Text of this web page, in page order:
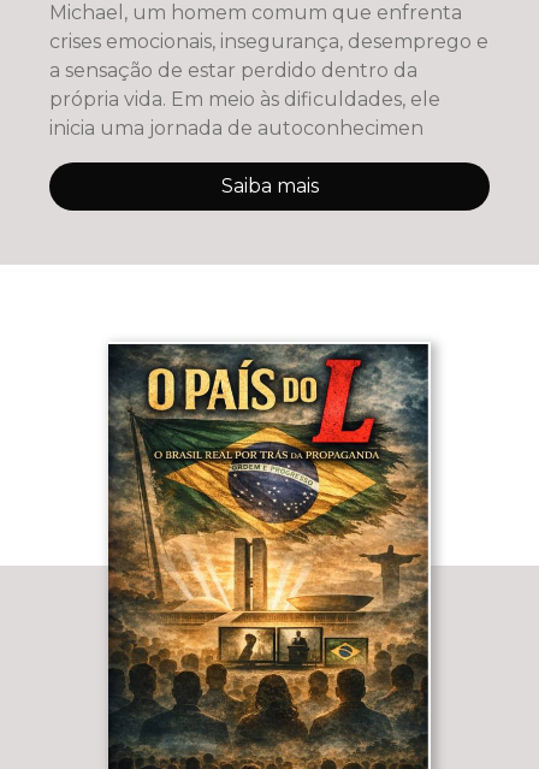
Michael, um homem comum que enfrenta
crises emocionais, insegurança, desemprego e
a sensação de estar perdido dentro da
própria vida. Em meio às dificuldades, ele
inicia uma jornada de autoconhecimen
Saiba mais